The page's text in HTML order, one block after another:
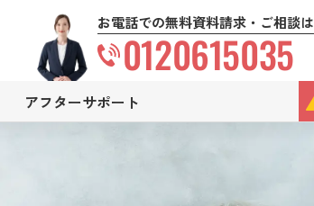
お電話での無料資料請求・ご相談は
0120615035
アフターサポート